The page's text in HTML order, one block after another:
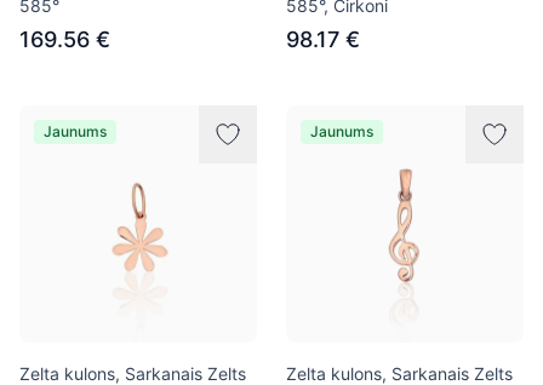
585°
169.56 €
585°, Cirkoni
98.17 €
Jaunums
Zelta kulons, Sarkanais Zelts
Jaunums
Zelta kulons, Sarkanais Zelts